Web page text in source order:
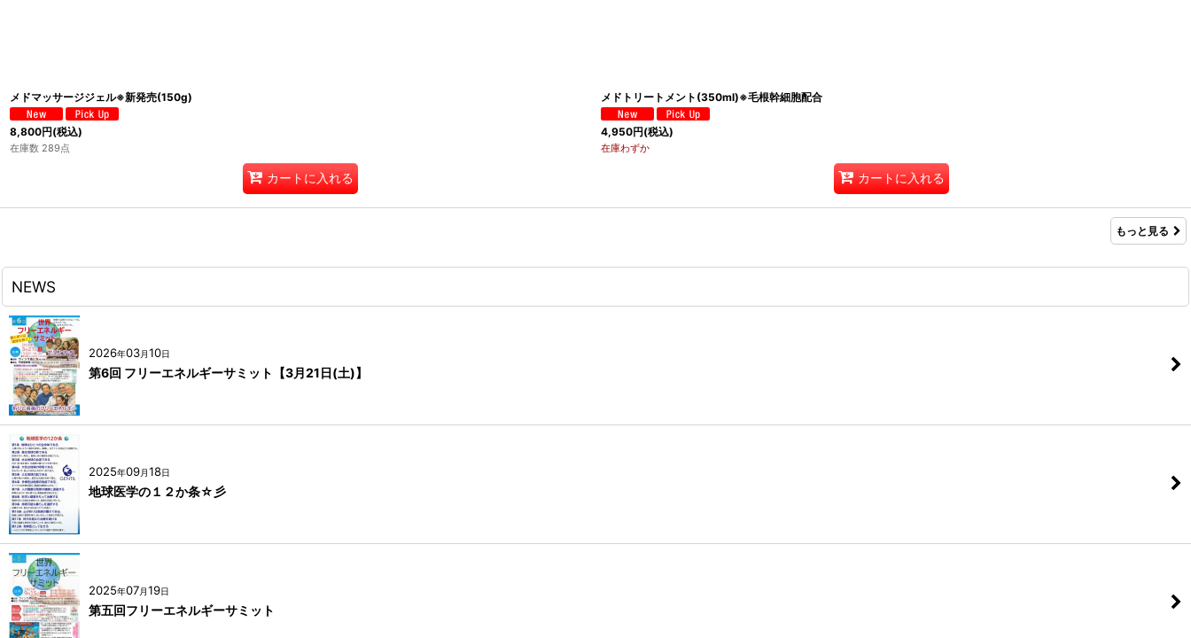
メドマッサージジェル※新発売(150g)
8,800円(税込)
在庫数 289点
カートに入れる
メドトリートメント(350ml)※毛根幹細胞配合
4,950円(税込)
在庫わずか
カートに入れる
もっと見る
NEWS
2026年03月10日
第6回 フリーエネルギーサミット【3月21日(土)】
2025年09月18日
地球医学の１２か条☆彡
2025年07月19日
第五回フリーエネルギーサミット